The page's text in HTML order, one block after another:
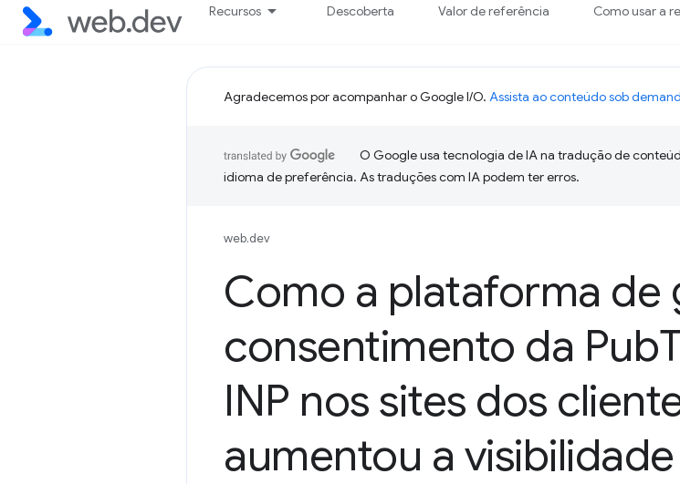
Recursos Descoberta Valor de referência Como usar a
Agradecemos por acompanhar o Google I/O. Assista ao conteúdo sob
O Google usa tecnologia de IA na tradução de
idioma de preferência. As traduções com IA podem ter erros.
web.dev
Como a plataforma de
consentimento da Pub
INP nos sites dos
aumentou a